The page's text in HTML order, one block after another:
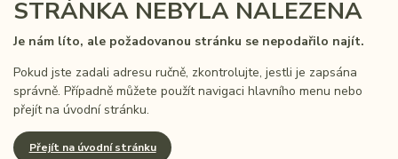
STRÁNKA NEBYLA NALEZENA
Je nám líto, ale požadovanou stránku se nepodařilo najít.
Pokud jste zadali adresu ručně, zkontrolujte, jestli je zapsána
správně. Případně můžete použít navigaci hlavního menu nebo
přejít na úvodní stránku.
Přejít na úvodní stránku